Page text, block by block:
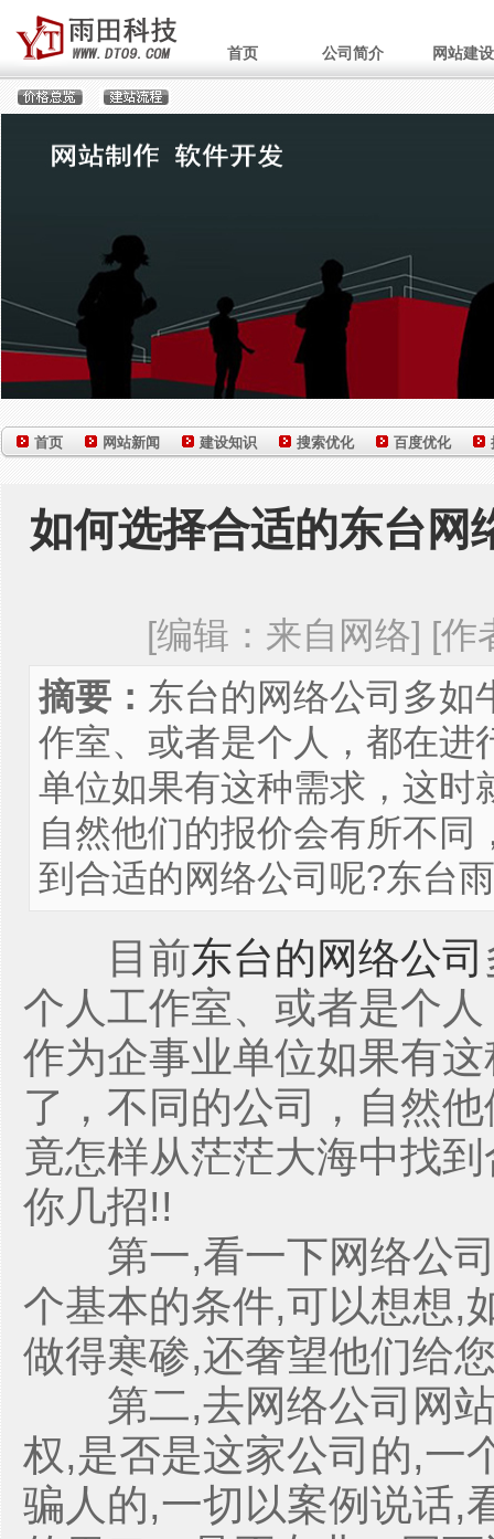
首页 公司简介 网站建设
首页 网站新闻 建设知识 搜索优化 百度优化
如何选择合适的东台网
[编辑：来自网络] [作
摘要： 东台的网络公司多如
作室、或者是个人，都在进
单位如果有这种需求，这时
自然他们的报价会有所不
到合适的网络公司呢?东
目前东台的网络公司
个人工作室、或者是个
作为企事业单位如果有
了，不同的公司，自然
竟怎样从茫茫大海中找
你几招!!
第一,看一下网络公司
个基本的条件,可以想想,
做得寒碜,还奢望他们给
第二,去网络公司网站
权,是否是这家公司的,一
骗人的,一切以案例说话,